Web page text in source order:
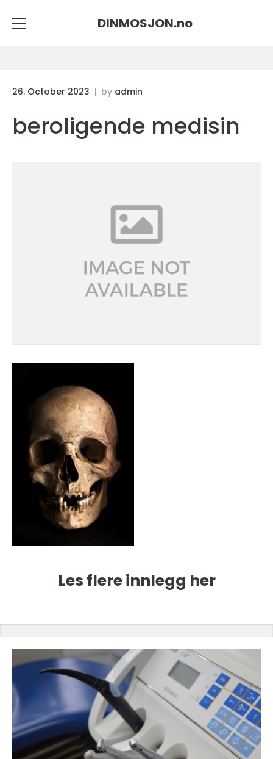
DINMOSJON.no
26. October 2023 by admin
beroligende medisin
Les flere innlegg her